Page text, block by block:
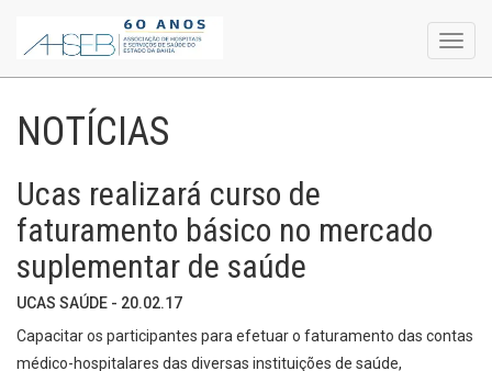
NOTÍCIAS
Ucas realizará curso de
faturamento básico no mercado
suplementar de saúde
UCAS SAÚDE - 20.02.17
Capacitar os participantes para efetuar o faturamento das contas
médico-hospitalares das diversas instituições de saúde,